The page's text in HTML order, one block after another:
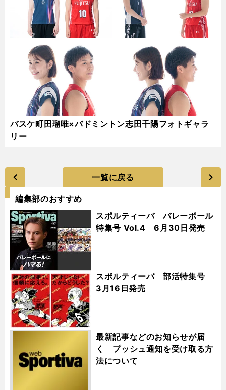
バスケ町田瑠唯×バドミントン志田千陽フォトギャラ
リー
一覧に戻る
編集部のおすすめ
スポルティーバ バレーボール
特集号 Vol.4 6月30日発売
スポルティーバ 部活特集号
3月16日発売
最新記事などのお知らせが届
く プッシュ通知を受け取る方
法について